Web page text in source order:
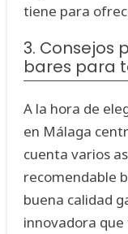
tiene para
3. Consejos
bares para
A la hora de
en Málaga
cuenta varios
recomendable
buena calidad
innovadora